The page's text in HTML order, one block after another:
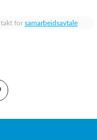
for samarbeidsavtale